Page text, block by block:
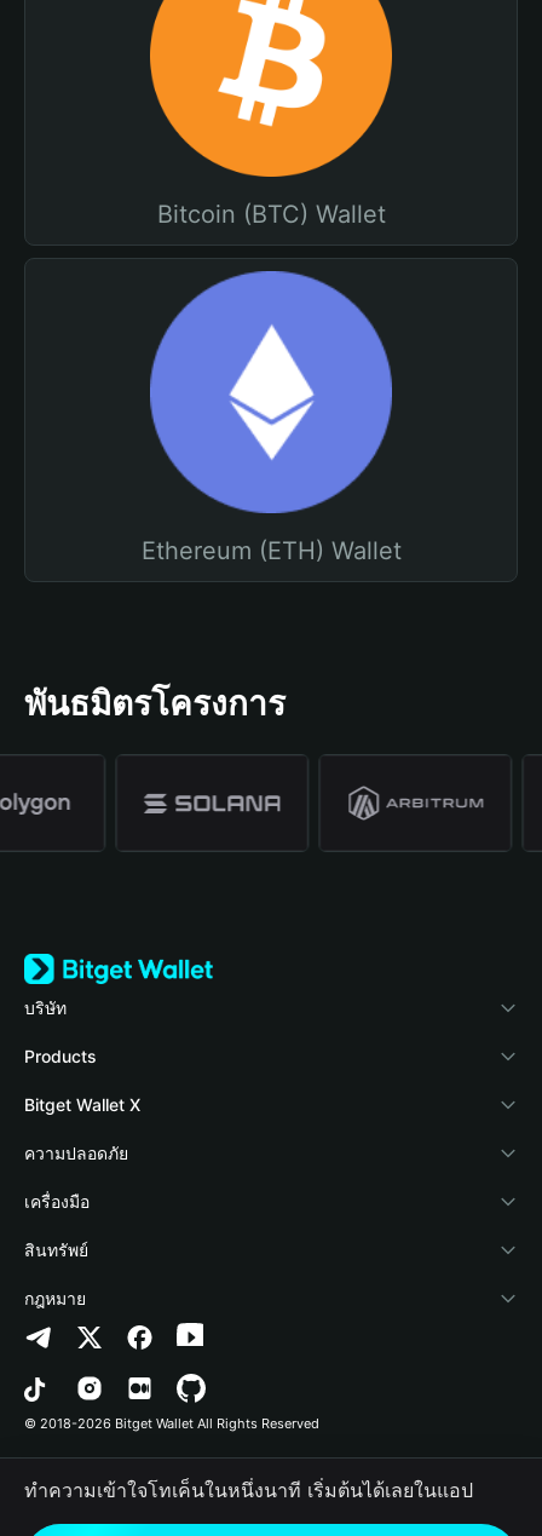
Bitcoin (BTC) Wallet
Ethereum (ETH) Wallet
พันธมิตรโครงการ
บริษัท
เกี่ยวกับ Bitget Wallet
Blog
Academy
ข่าวสารด้านคริปโต
ศูนย์ช่วยเหลือ
ติดต่อเรา
ทรัพยากรข้อมูลของแบรนด์
อาชีพ
Products
Crypto Card
Stablecoin Earn
Payfi Crypto
Crypto Swap API
Altcoin Season Index
Prediction Markets
DApp
RWA
Bitget Wallet X
นักพัฒนา
เชื่อมต่อ Wallet
Bitget Wallet Pay
ลิสต์โปรเจกต์
ความปลอดภัย
Protection Fund
เทคโนโลยีความปลอดภัย
เครื่องมือ
ซื้อคริปโต
การตรวจจับการอนุญาต
การตรวจจับสัญญา
การโอนเป็นชุด
สินทรัพย์
Arbitrum
Avalanche
Bitcoin
Polygon
กฎหมาย
นโยบายความเป็นส่วนตัว
ข้อตกลงในการใช้บริการ
© 2018-2026 Bitget Wallet All Rights Reserved
ทำความเข้าใจโทเค็นในหนึ่งนาที เริ่มต้นได้เลยในแอป